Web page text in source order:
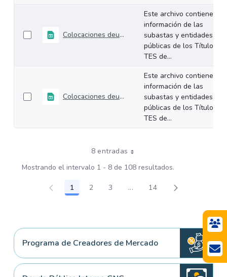
Colocaciones deuda interna TES Diciembre 2025
Este archivo contiene la
información de las
subastas y entidades
públicas de los Títulos
TES de...
Colocaciones deuda interna TES Noviembre 2025
Este archivo contiene la
información de las
subastas y entidades
públicas de los Títulos
TES de...
8 entradas
Mostrando el intervalo 1 - 8 de 108 resultados.
Página
1 Página
2 Página
3 ...Páginas intermedias Use
Página
14
Programa de Creadores de Mercado